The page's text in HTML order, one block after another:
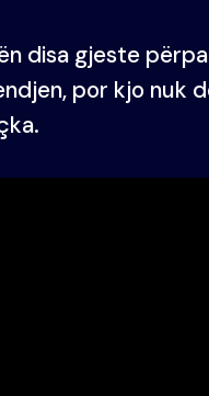
disa gjeste
por kjo nuk